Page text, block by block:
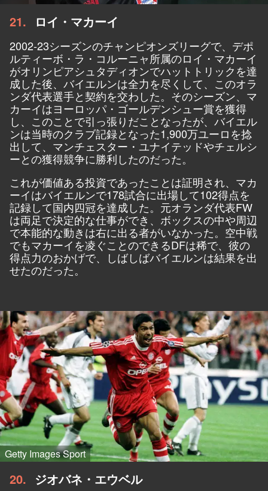
21 ロイ・マカーイ
2002-23シーズンのチャンピオンズリーグで、デポ
ルティーボ・ラ・コルーニャ所属のロイ・マカーイ
がオリンピアシュタディオンでハットトリックを達
成した後、バイエルンは全力を尽くして、このオラ
ンダ代表選手と契約を交わした。そのシーズン、マ
カーイはヨーロッパ・ゴールデンシュー賞を獲得
し、このことで引っ張りだことなったが、バイエル
ンは当時のクラブ記録となった1,900万ユーロを捻
出して、マンチェスター・ユナイテッドやチェルシ
ーとの獲得競争に勝利したのだった。
これが価値ある投資であったことは証明され、マカ
ーイはバイエルンで178試合に出場して102得点を
記録して国内四冠を達成した。元オランダ代表FW
は両足で決定的な仕事ができ、ボックスの中や周辺
で本能的な動きは右に出る者がいなかった。空中戦
でもマカーイを凌ぐことのできるDFは稀で、彼の
得点力のおかげで、しばしばバイエルンは結果を出
せたのだった。
Getty Images Sport
20 ジオバネ・エウベル